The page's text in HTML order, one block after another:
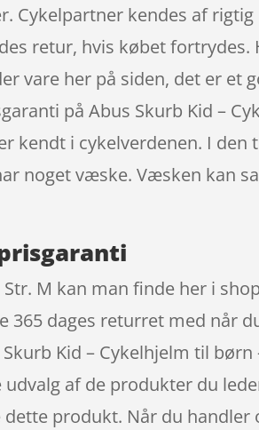
Cykelpartner kendes af
retur, hvis købet
vare her på siden, det er et
på Abus Skurb Kid –
kendt i cykelverdenen. I den
noget væske. Væsken kan
M kan man finde her i
dages returret med når
Kid – Cykelhjelm til børn
af de produkter du
produkt. Når du handler